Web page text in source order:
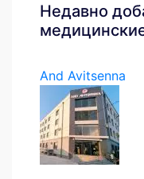
Недавно
And Avitsenna